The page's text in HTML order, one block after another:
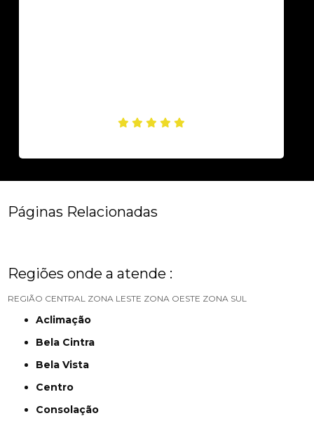
Páginas Relacionadas
Regiões onde a atende :
REGIÃO CENTRAL ZONA LESTE ZONA OESTE ZONA SUL
Aclimação
Bela Cintra
Bela Vista
Centro
Consolação